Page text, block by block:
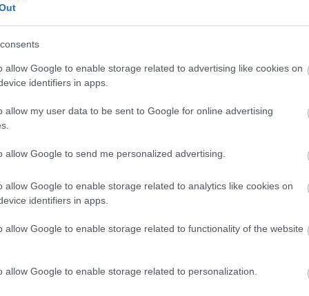
allow Google to enable storage related to advertising like cookies on
identifiers in apps.
allow my user data to be sent to Google for online advertising
allow Google to send me personalized advertising.
allow Google to enable storage related to analytics like cookies on
identifiers in apps.
allow Google to enable storage related to functionality of the website
allow Google to enable storage related to personalization.
vállalkozik, amely során
kísérlik meg elmesélni Lorca
teátrum közleményében.
Hámori Ildikó és Balsai
Ruttkay Laura, Benkő Nóra,
Auksz Éva és Kovács Dézi
Színiakadémia növendékei is.
Forrás: Magyar Színház, Színház.hu,